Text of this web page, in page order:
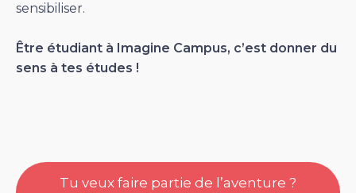
sensibiliser.
Être étudiant à Imagine Campus, c’est donner du
sens à tes études !
Tu veux faire partie de l’aventure ?